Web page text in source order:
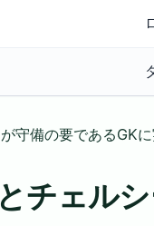
守備の要であるGK
チェル